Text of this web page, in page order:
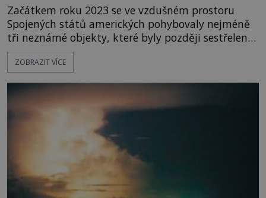
Začátkem roku 2023 se ve vzdušném prostoru
Spojených států amerických pohybovaly nejméně
tři neznámé objekty, které byly později sestřeleny.
Do dnešních dnů nebyly trosky těchto létajících
těles objeveny. Je možné, že šlo o nějaké nové
mimozemského původu? Dne 4. února roku 2023
vydává
ZOBRAZIT VÍCE